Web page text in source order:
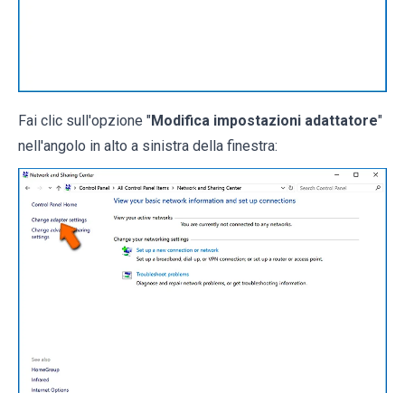
Fai clic sull'opzione "Modifica impostazioni adattatore"
nell'angolo in alto a sinistra della finestra: